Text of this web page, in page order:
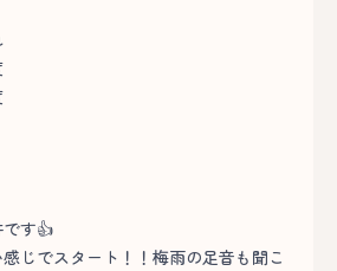
す👍
じでスタート！！梅雨の足音も聞こ